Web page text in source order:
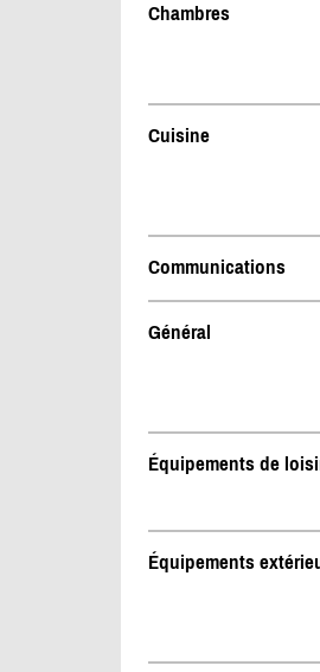
Chambres
Cuisine
Communications
Général
Équipements de
Équipements